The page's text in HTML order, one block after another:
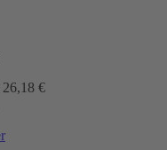
26,18 €